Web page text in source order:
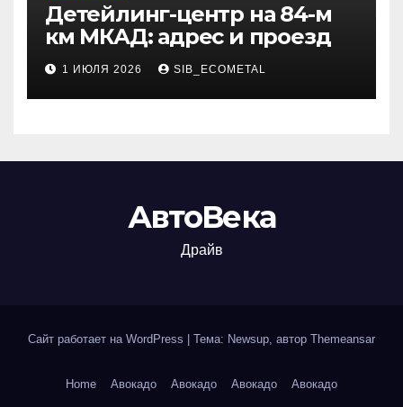
Детейлинг-центр на 84-м
км МКАД: адрес и проезд
1 ИЮЛЯ 2026 SIB_ECOMETAL
АвтоВека
Драйв
Сайт работает на WordPress Тема: Newsup, автор Themeansar
Home Авокадо Авокадо Авокадо Авокадо